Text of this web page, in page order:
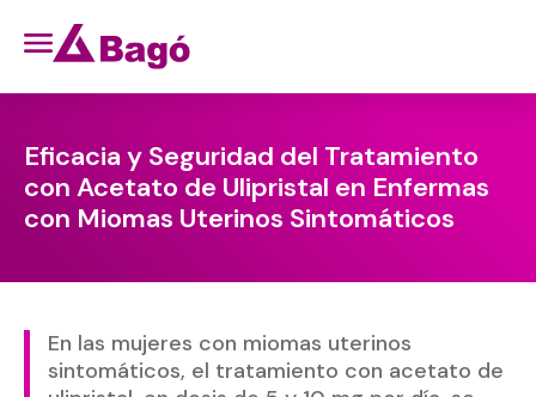
Eficacia y Seguridad del Tratamiento
con Acetato de Ulipristal en Enfermas
con Miomas Uterinos Sintomáticos
En las mujeres con miomas uterinos
sintomáticos, el tratamiento con acetato de